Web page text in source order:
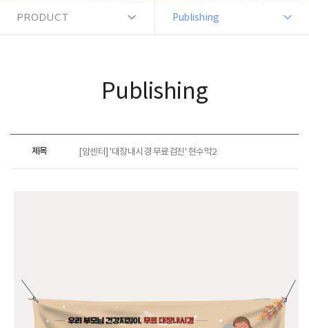
PRODUCT Publishing
Publishing
제목 [암센터] '대장내시경 무료검진' 현수막2